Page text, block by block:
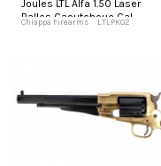
Joules LTL Alfa 1.50 Laser
Balles Caoutchouc Cal
Chiappa Firearms LTLPK02